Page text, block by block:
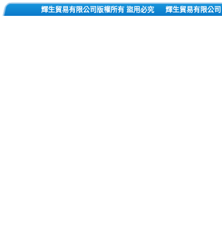
輝生貿易有限公司版權所有 盜用必究 輝生貿易有限公